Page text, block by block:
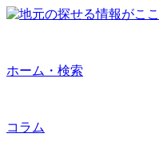
ホーム・検索
コラム